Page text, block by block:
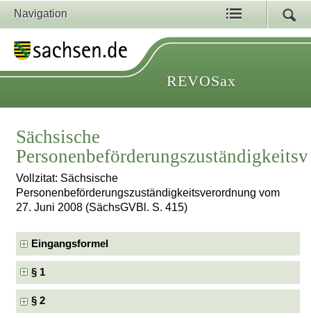
Navigation
REVOSax
Sächsische
Vollzitat: Sächsische
Personenbeförderungszuständigkeitsverordnung vom
27. Juni 2008 (SächsGVBl. S. 415)
Eingangsformel
§ 1
§ 2